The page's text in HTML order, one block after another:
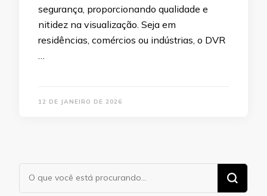
segurança, proporcionando qualidade e
nitidez na visualização. Seja em
residências, comércios ou indústrias, o DVR
12 DE JANEIRO DE 2026
Procurando
algo?